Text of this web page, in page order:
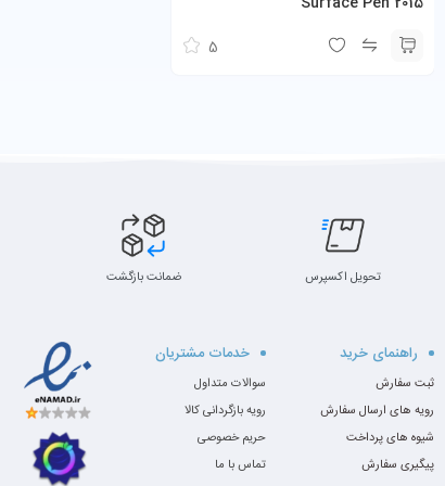
5
تحویل اکسپرس ضمانت بازگشت
راهنمای خرید
ثبت سفارش
رویه های ارسال سفارش
شیوه های پرداخت
پیگیری سفارش
خدمات مشتریان
سوالات متداول
رویه بازگردانی کالا
حریم خصوصی
تماس با ما